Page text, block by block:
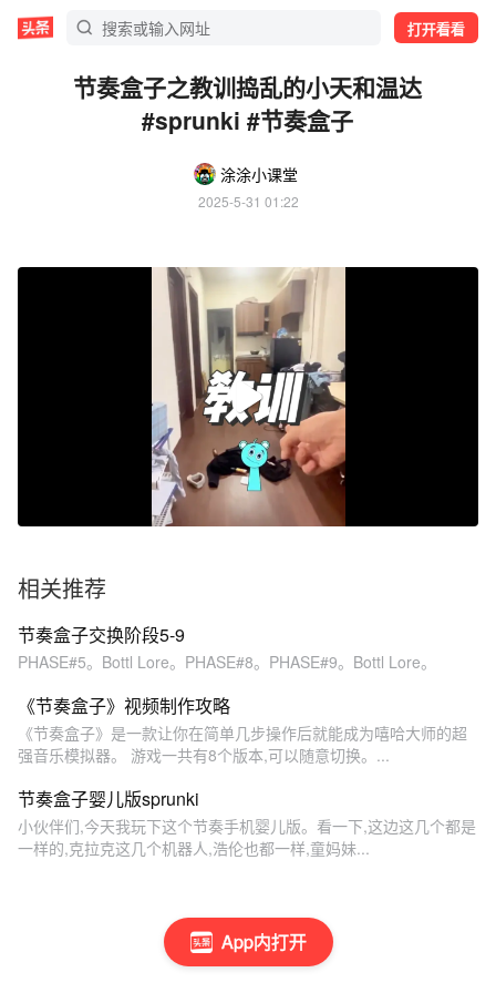
打开看看
App内打开
节奏盒子之教训捣乱的小天和温达
#sprunki #节奏盒子
涂涂小课堂
2025-5-31 01:22
相关推荐
节奏盒子交换阶段5-9
PHASE#5。Bottl Lore。PHASE#8。PHASE#9。Bottl Lore。
《节奏盒子》视频制作攻略
《节奏盒子》是一款让你在简单几步操作后就能成为嘻哈大师的超
强音乐模拟器。 游戏一共有8个版本,可以随意切换。...
节奏盒子婴儿版sprunki
小伙伴们,今天我玩下这个节奏手机婴儿版。看一下,这边这几个都是
一样的,克拉克这几个机器人,浩伦也都一样,童妈妹...